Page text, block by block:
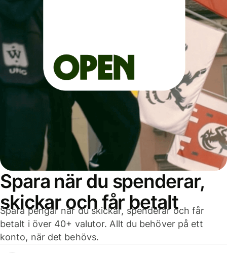
Spara när du spenderar,
skickar och får betalt
Spara pengar när du skickar, spenderar och får
betalt i över 40+ valutor. Allt du behöver på ett
konto, när det behövs.